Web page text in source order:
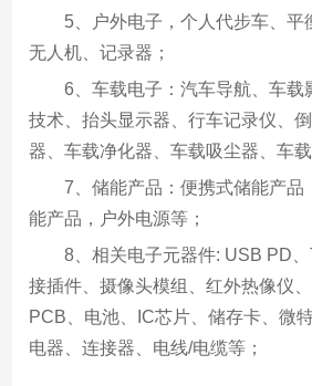
5、户外电子，个人代步车、平
无人机、记录器；
6、车载电子：汽车导航、车载
技术、抬头显示器、行车记录仪、
器、车载净化器、车载吸尘器、车载
7、储能产品：便携式储能产品
能产品，户外电源等；
8、相关电子元器件: USB PD
接插件、摄像头模组、红外热像仪
PCB、电池、IC芯片、储存卡、微
电器、连接器、电线/电缆等；